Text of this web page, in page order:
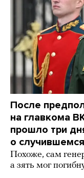
После
на главкома
прошло три
о
Похоже, сам
а зять мог